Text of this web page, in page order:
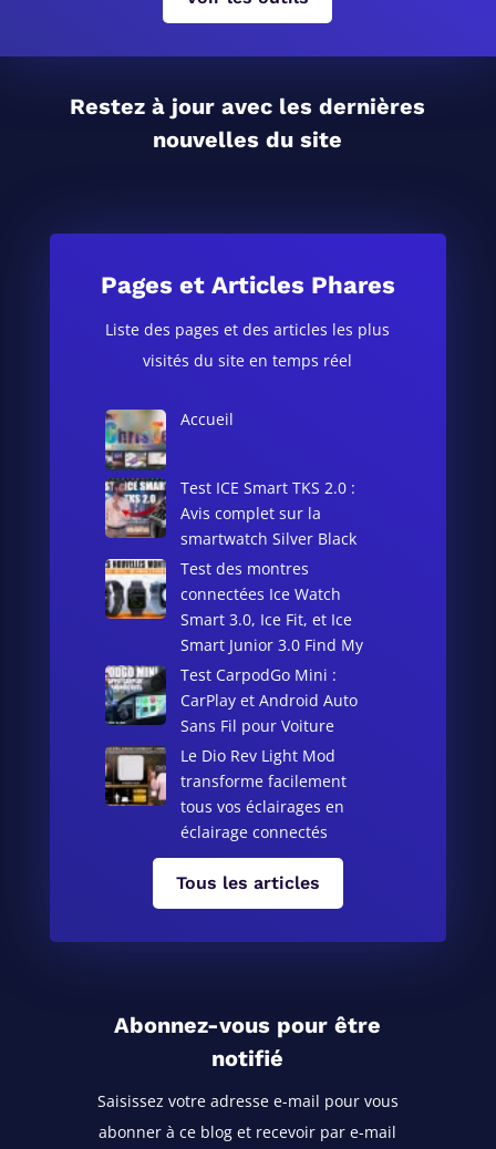
Restez à jour avec les dernières
nouvelles du site
Pages et Articles Phares
Liste des pages et des articles les plus
visités du site en temps réel
Accueil
Test ICE Smart TKS 2.0 :
Avis complet sur la
smartwatch Silver Black
Test des montres
connectées Ice Watch
Smart 3.0, Ice Fit, et Ice
Smart Junior 3.0 Find My
Test CarpodGo Mini :
CarPlay et Android Auto
Sans Fil pour Voiture
Le Dio Rev Light Mod
transforme facilement
tous vos éclairages en
éclairage connectés
Tous les articles
Abonnez-vous pour être
notifié
Saisissez votre adresse e-mail pour vous
abonner à ce blog et recevoir par e-mail